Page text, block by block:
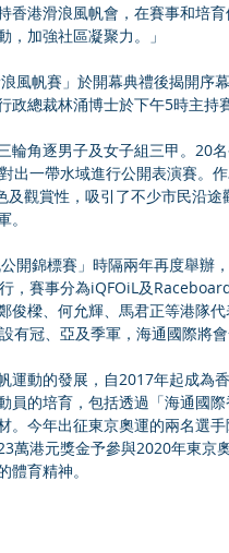
香港滑浪風帆會，在賽事和培
，加強社區凝聚力。」
風帆賽」於開幕典禮後揭開序
政總裁林涌博士於下午5時主持
輪角逐男子及女子組三甲。20
出一帶水域進行公開表演賽。
及觀賞性，吸引了不少市民沿
。
開錦標賽」時隔兩年再度舉辦
，賽事分為iQFOiL及
俊樑、何允輝、馬君正等港隊
有冠、亞及季軍，海通國際將
運動的發展，自2017年起成為
員的培育，包括透過「海通國
。今年出征東京奧運的兩名選
萬港元獎金予參與2020年東京
體育精神。